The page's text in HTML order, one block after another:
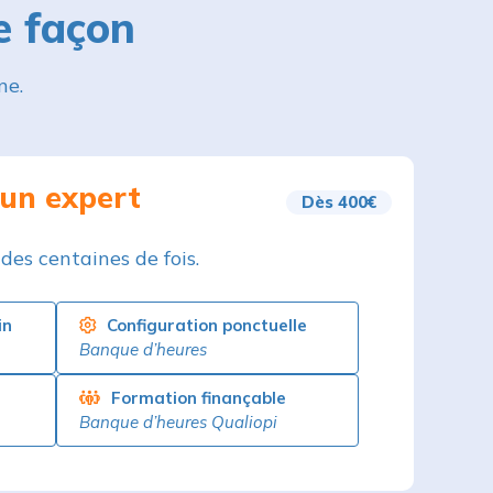
expert Dès 400€
centaines de fois.
Banque d’heures
Formation finançable
Banque d’heures Qualiopi